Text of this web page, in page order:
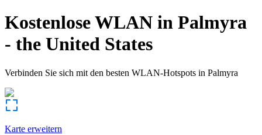
Kostenlose WLAN in Palmyra
- the United States
Verbinden Sie sich mit den besten WLAN-Hotspots in Palmyra
Karte erweitern